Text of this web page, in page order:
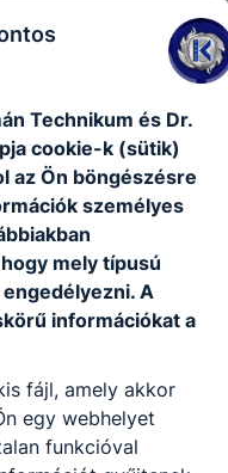
Technikum és Dr.
cookie-k (sütik)
az Ön böngészésre
személyes
mely típusú
A
információkat a
fájl, amely akkor
egy webhelyet
funkcióval